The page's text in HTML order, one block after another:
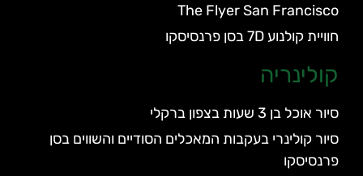
The Flyer San Francisco
חוויית קולנוע 7D בסן פרנסיסקו
קולינריה
סיור אוכל בן 3 שעות בצפון ברקלי
סיור קולינרי בעקבות המאכלים הסודיים והשווים בסן
פרנסיסקו